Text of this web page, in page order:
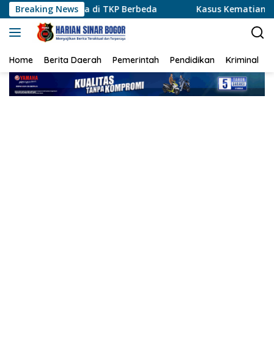
Langsung
ke
konten
Breaking News
di TKP Berbeda Kasus Kematian S Naik ke Tahap
Home Berita Daerah Pemerintah Pendidikan Kriminal